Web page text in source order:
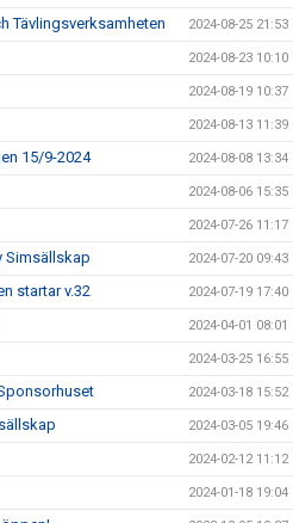
Tävlingsverksamheten 2024-08-25 21:53
2024-08-23 10:10
2024-08-19 10:37
2024-08-13 11:39
15/9-2024 2024-08-08 13:34
2024-08-06 15:35
2024-07-26 11:17
Simsällskap 2024-07-20 09:43
startar v.32 2024-07-19 17:40
2024-04-01 08:01
2024-03-25 16:55
2024-03-18 15:52
2024-03-05 19:46
2024-02-12 11:12
2024-01-18 19:04